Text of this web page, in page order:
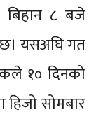
बिहान ८ बजे
यसअघि गत
१० दिनको
हिजो सोमबार